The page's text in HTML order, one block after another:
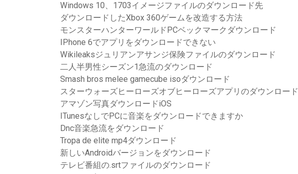
Windows 10、1703イメージファイルのダウンロード先
ダウンロードしたXbox 360ゲームを改造する方法
モンスターハンターワールドPCベックマークダウンロード
IPhone 6でアプリをダウンロードできない
Wikileaksジュリアンアサンジ保険ファイルのダウンロード
二人半男性シーズン1急流のダウンロード
Smash bros melee gamecube isoダウンロード
スターウォーズヒーローズオブヒーローズアプリのダウンロード
アマゾン写真ダウンロードiOS
ITunesなしでPCに音楽をダウンロードできますか
Dnc音楽急流をダウンロード
Tropa de elite mp4ダウンロード
新しいAndroidバージョンをダウンロード
テレビ番組の.srtファイルのダウンロード